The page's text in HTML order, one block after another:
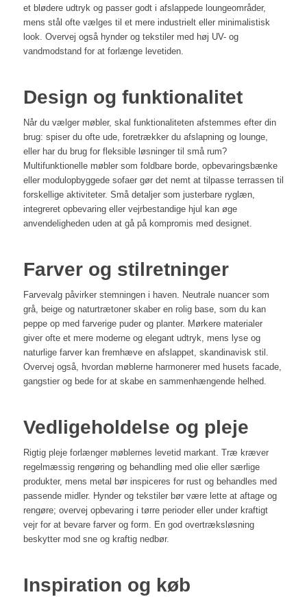
et blødere udtryk og passer godt i afslappede loungeområder,
mens stål ofte vælges til et mere industrielt eller minimalistisk
look. Overvej også hynder og tekstiler med høj UV- og
vandmodstand for at forlænge levetiden.
Design og funktionalitet
Når du vælger møbler, skal funktionaliteten afstemmes efter din
brug: spiser du ofte ude, foretrækker du afslapning og lounge,
eller har du brug for fleksible løsninger til små rum?
Multifunktionelle møbler som foldbare borde, opbevaringsbænke
eller modulopbyggede sofaer gør det nemt at tilpasse terrassen til
forskellige aktiviteter. Små detaljer som justerbare ryglæn,
integreret opbevaring eller vejrbestandige hjul kan øge
anvendeligheden uden at gå på kompromis med designet.
Farver og stilretninger
Farvevalg påvirker stemningen i haven. Neutrale nuancer som
grå, beige og naturtrætoner skaber en rolig base, som du kan
peppe op med farverige puder og planter. Mørkere materialer
giver ofte et mere moderne og elegant udtryk, mens lyse og
naturlige farver kan fremhæve en afslappet, skandinavisk stil.
Overvej også, hvordan møblerne harmonerer med husets facade,
gangstier og bede for at skabe en sammenhængende helhed.
Vedligeholdelse og pleje
Rigtig pleje forlænger møblernes levetid markant. Træ kræver
regelmæssig rengøring og behandling med olie eller særlige
produkter, mens metal bør inspiceres for rust og behandles med
passende midler. Hynder og tekstiler bør være lette at aftage og
rengøre; overvej opbevaring i tørre perioder eller under kraftigt
vejr for at bevare farver og form. En god overtræksløsning
beskytter mod sne og kraftig nedbør.
Inspiration og køb